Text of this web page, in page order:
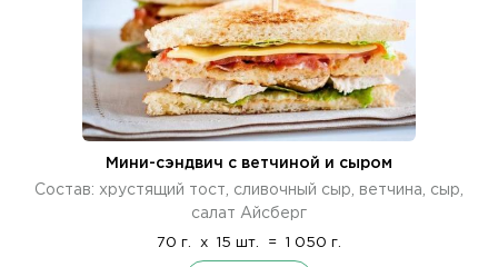
Мини-сэндвич с ветчиной и сыром
Состав: хрустящий тост, сливочный сыр, ветчина, сыр,
салат Айсберг
70 г. x 15 шт. = 1 050 г.